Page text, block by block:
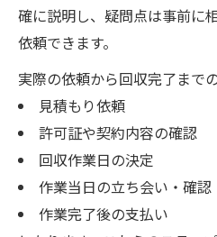
確に説明し、疑問点は事前に
依頼できます。
実際の依頼から回収完了まで
見積もり依頼
許可証や契約内容の確認
回収作業日の決定
作業当日の立ち会い・確認
作業完了後の支払い